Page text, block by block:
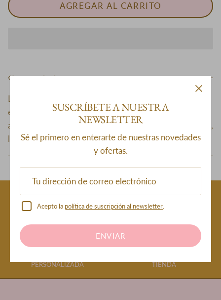
AGREGAR AL CARRITO
Descripción
Los turbantes son de material 100% algodón, tamaño
estándar, idealespara pacientes oncológicos y con
alopecia. Son de costura invisible, muy suaves, cómodos,
ligeros y de uso diario. No irritan ni marcan la piel.
ENVÍO GRATIS SOBRE S/ 500
MÁS DE 100 MODELOS
PERSONALIZADA
TIENDA
SUSCRÍBETE A NUESTRA
NEWSLETTER
Sé el primero en enterarte de nuestras novedades
y ofertas.
Acepto la política de suscripción al newsletter
ENVIAR